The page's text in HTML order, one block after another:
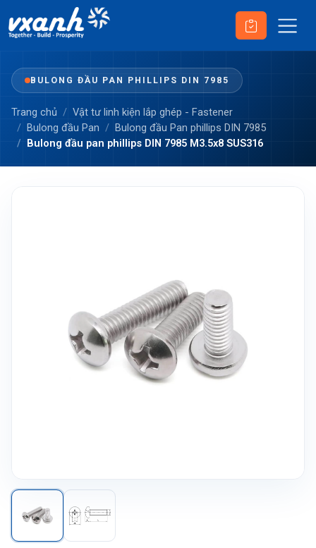
BULONG ĐẦU PAN PHILLIPS DIN 7985
Trang chủ
Vật tư linh kiện lắp ghép - Fastener
Bulong đầu Pan
Bulong đầu Pan phillips DIN 7985
Bulong đầu pan phillips DIN 7985 M3.5x8 SUS316